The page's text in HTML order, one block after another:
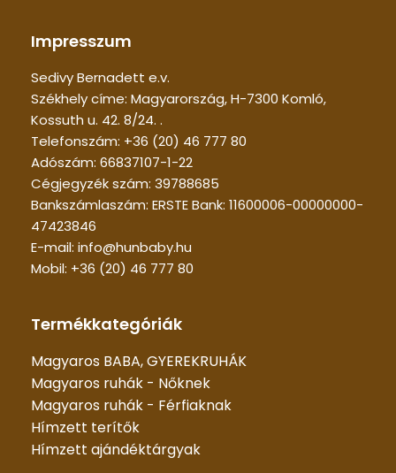
Impresszum
Sedivy Bernadett e.v.
Székhely címe: Magyarország, H-7300 Komló,
Kossuth u. 42. 8/24. .
Telefonszám: +36 (20) 46 777 80
Adószám: 66837107-1-22
Cégjegyzék szám: 39788685
Bankszámlaszám: ERSTE Bank: 11600006-00000000-
47423846
E-mail: info@hunbaby.hu
Mobil: +36 (20) 46 777 80
Termékkategóriák
Magyaros BABA, GYEREKRUHÁK
Magyaros ruhák - Nőknek
Magyaros ruhák - Férfiaknak
Hímzett terítők
Hímzett ajándéktárgyak